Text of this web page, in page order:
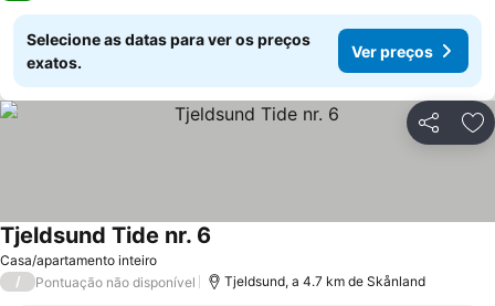
Selecione as datas para ver os preços
exatos.
Ver preços
Partilhar
Casa/apartamento inteiro
Tjeldsund Tide nr. 6
/ Pontuação não disponível Tjeldsund, a 4.7 km de Skånland